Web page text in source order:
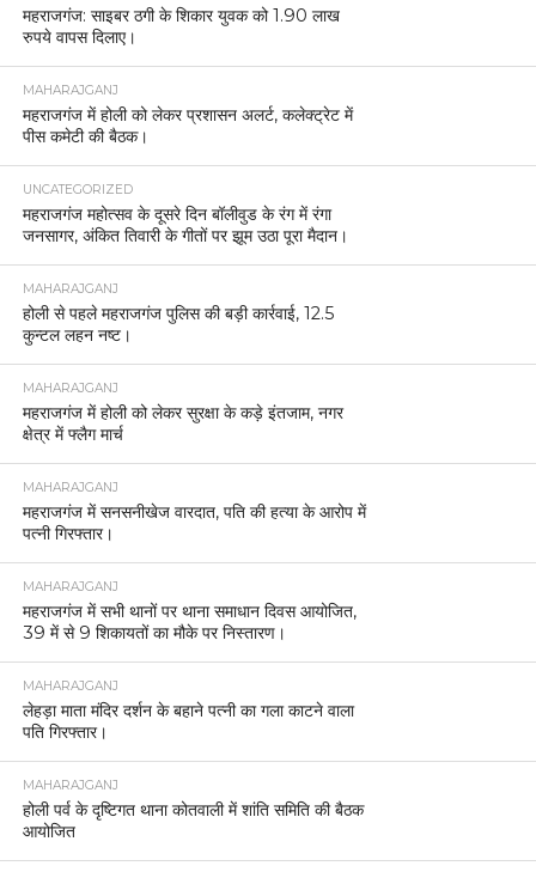
महराजगंज: साइबर ठगी के शिकार युवक को 1.90 लाख
रुपये वापस दिलाए।
MAHARAJGANJ
महराजगंज में होली को लेकर प्रशासन अलर्ट, कलेक्ट्रेट में
पीस कमेटी की बैठक।
UNCATEGORIZED
महराजगंज महोत्सव के दूसरे दिन बॉलीवुड के रंग में रंगा
जनसागर, अंकित तिवारी के गीतों पर झूम उठा पूरा मैदान।
MAHARAJGANJ
होली से पहले महराजगंज पुलिस की बड़ी कार्रवाई, 12.5
कुन्टल लहन नष्ट।
MAHARAJGANJ
महराजगंज में होली को लेकर सुरक्षा के कड़े इंतजाम, नगर
क्षेत्र में फ्लैग मार्च
MAHARAJGANJ
महराजगंज में सनसनीखेज वारदात, पति की हत्या के आरोप में
पत्नी गिरफ्तार।
MAHARAJGANJ
महराजगंज में सभी थानों पर थाना समाधान दिवस आयोजित,
39 में से 9 शिकायतों का मौके पर निस्तारण।
MAHARAJGANJ
लेहड़ा माता मंदिर दर्शन के बहाने पत्नी का गला काटने वाला
पति गिरफ्तार।
MAHARAJGANJ
होली पर्व के दृष्टिगत थाना कोतवाली में शांति समिति की बैठक
आयोजित